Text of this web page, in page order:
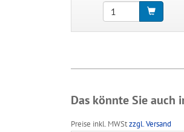
Das könnte Sie auch
Preise inkl. MWStzzgl. Versand